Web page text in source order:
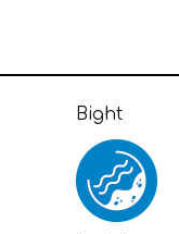
Bight